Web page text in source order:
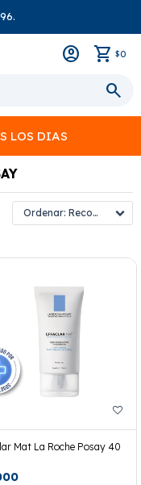
$0
LOS DIAS
Recomendados
Mat La Roche Posay 40